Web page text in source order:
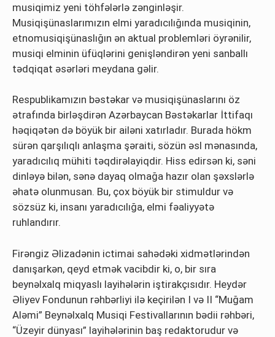
musiqimiz yeni töhfələrlə zənginləşir.
Musiqişünaslarımızın elmi yaradıcılığında musiqinin,
etnomusiqişünaslığın ən aktual problemləri öyrənilir,
musiqi elminin üfüqlərini genişləndirən yeni sanballı
tədqiqat əsərləri meydana gəlir.
Respublikamızın bəstəkar və musiqişünaslarını öz
ətrafında birləşdirən Azərbaycan Bəstəkarlar İttifaqı
həqiqətən də böyük bir ailəni xatırladır. Burada hökm
sürən qarşılıqlı anlaşma şəraiti, sözün əsl mənasında,
yaradıcılıq mühiti təqdirəlayiqdir. Hiss edirsən ki, səni
dinləyə bilən, sənə dayaq olmağa hazır olan şəxslərlə
əhatə olunmusan. Bu, çox böyük bir stimuldur və
sözsüz ki, insanı yaradıcılığa, elmi fəaliyyətə
ruhlandırır.
Firəngiz Əlizadənin ictimai sahədəki xidmətlərindən
danışarkən, qeyd etmək vacibdir ki, o, bir sıra
beynəlxalq miqyaslı layihələrin iştirakçısıdır. Heydər
Əliyev Fondunun rəhbərliyi ilə keçirilən I və II “Muğam
Aləmi” Beynəlxalq Musiqi Festivallarının bədii rəhbəri,
“Üzeyir dünyası” layihələrinin baş redaktorudur və